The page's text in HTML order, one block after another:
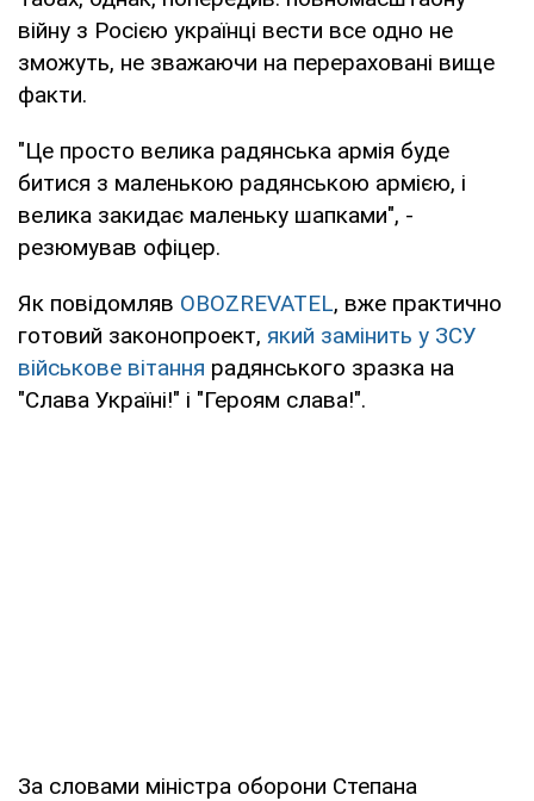
війну з Росією українці вести все одно не
зможуть, не зважаючи на перераховані вище
факти.
"Це просто велика радянська армія буде
битися з маленькою радянською армією, і
велика закидає маленьку шапками", -
резюмував офіцер.
Як повідомляв OBOZREVATEL, вже практично
готовий законопроект, який замінить у ЗСУ
військове вітання радянського зразка на
"Слава Україні!" і "Героям слава!".
За словами міністра оборони Степана